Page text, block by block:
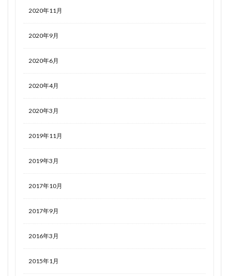
2020年11月
2020年9月
2020年6月
2020年4月
2020年3月
2019年11月
2019年3月
2017年10月
2017年9月
2016年3月
2015年1月